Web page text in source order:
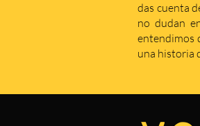
das cuenta
no dudan
entendimos
una historia